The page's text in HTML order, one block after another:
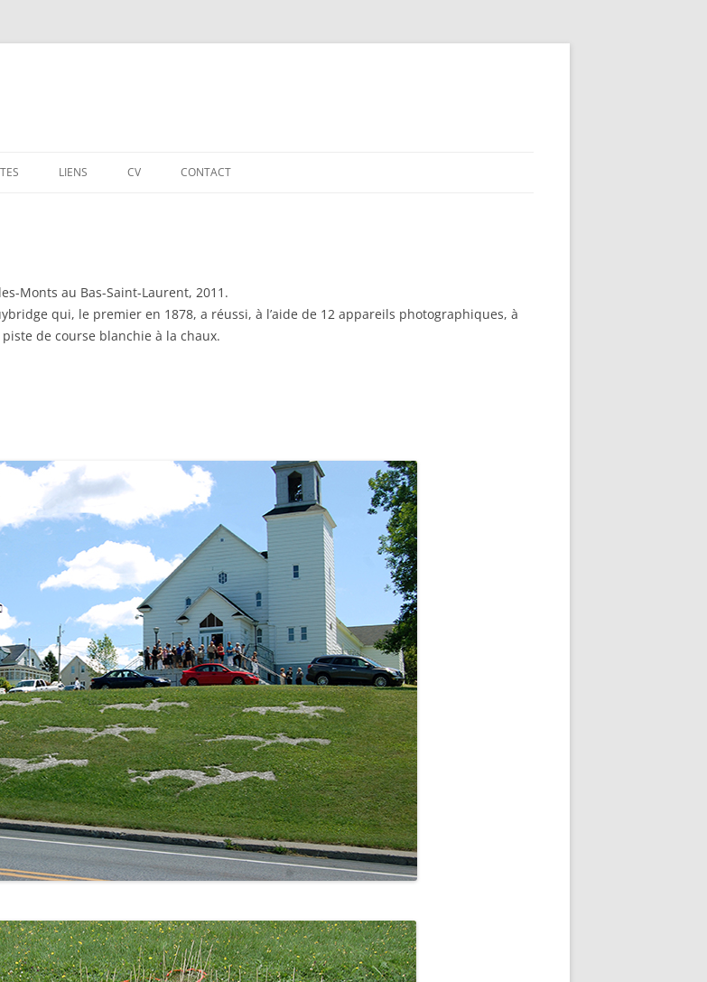
LIENS CV CONTACT
Monts au Bas-Saint-Laurent, 2011.
qui, le premier en 1878, a réussi, à l’aide de 12 appareils photographiques, à
de course blanchie à la chaux.